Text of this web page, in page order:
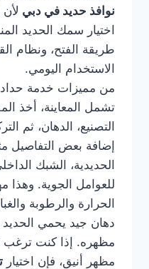
نوافذ حديد في دبي
اختيار سمك الحديد
طريقة الفتح، ونظام
الاستخدام اليومي.
من مميزات خدمة حداد
تشمل المعاينة، أخذ
التصنيع، الدهان، ثم
إضافة بعض التفاصيل
الحديدية، الشبك
للعوامل الجوية.
الحرارة والرطوبة
دهان جيد يحمي
مظهره. إذا كنت
مظهر أنيق، فإن اختيار